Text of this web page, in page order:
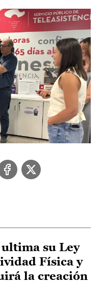
su Ley
Física y
la creación